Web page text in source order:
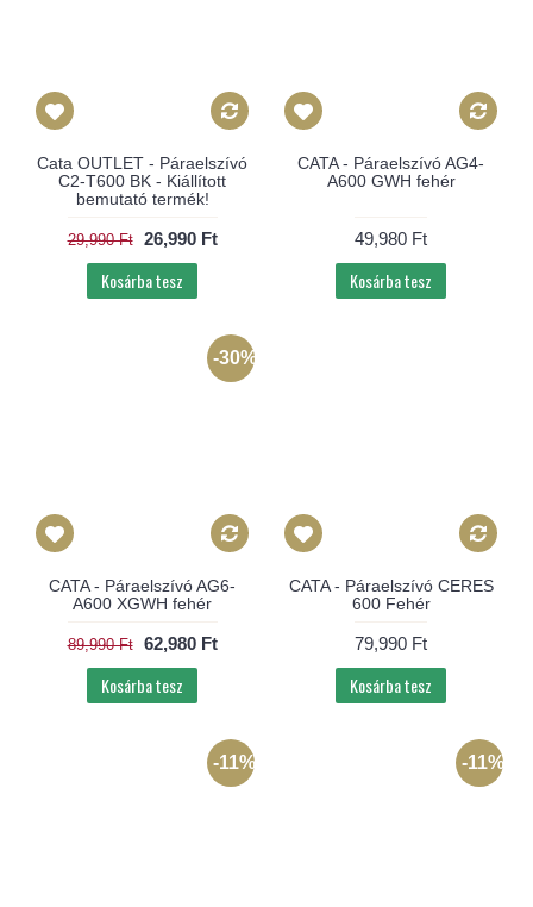
Cata OUTLET - Páraelszívó
C2-T600 BK - Kiállított
bemutató termék!
29,990 Ft 26,990 Ft
Kosárba tesz
CATA - Páraelszívó AG4-
A600 GWH fehér
49,980 Ft
Kosárba tesz
-30%
CATA - Páraelszívó AG6-
A600 XGWH fehér
89,990 Ft 62,980 Ft
Kosárba tesz
CATA - Páraelszívó CERES
600 Fehér
79,990 Ft
Kosárba tesz
-11% -11%